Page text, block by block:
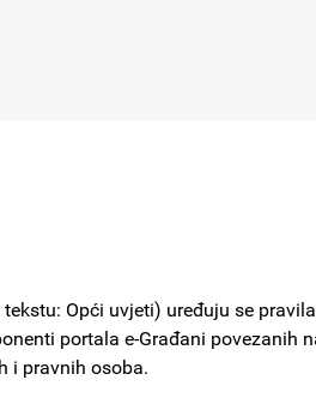
Opći uvjeti) uređuju se pravila
portala e-Građani povezanih
i pravnih osoba.